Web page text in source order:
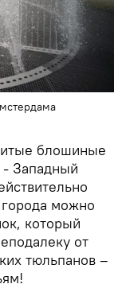
блошиные
- Западный
можно
который
от
тюльпанов –